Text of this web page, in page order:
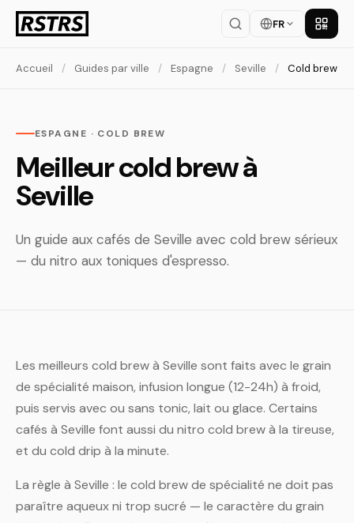
FR
Accueil / Guides par ville / Espagne / Seville / Cold brew
ESPAGNE · COLD BREW
Meilleur cold brew à
Seville
Un guide aux cafés de Seville avec cold brew sérieux
— du nitro aux toniques d'espresso.
Les meilleurs cold brew à Seville sont faits avec le grain
de spécialité maison, infusion longue (12-24h) à froid,
puis servis avec ou sans tonic, lait ou glace. Certains
cafés à Seville font aussi du nitro cold brew à la tireuse,
et du cold drip à la minute.
La règle à Seville : le cold brew de spécialité ne doit pas
paraître aqueux ni trop sucré — le caractère du grain